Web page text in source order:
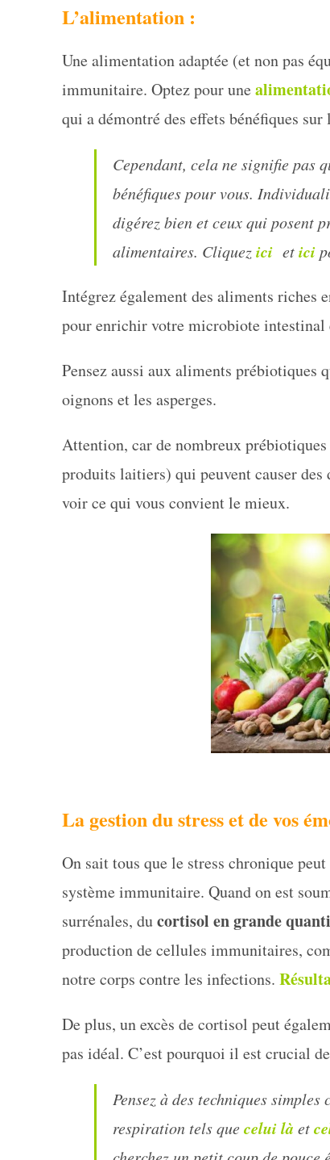
L’alimentation :
Une alimentation adaptée (et non pas
immunitaire. Optez pour une
qui a démontré des effets bénéfiques sur
Cependant, cela ne signifie pas
bénéfiques pour vous.
digérez bien et ceux qui posent
alimentaires. Cliquezici etici
Intégrez également des aliments riches
pour enrichir votre microbiote intestinal
Pensez aussi aux aliments prébiotiques
oignons et les asperges.
Attention, car de nombreux
produits laitiers) qui peuvent causer
voir ce qui vous convient le mieux.
La gestion du stress et de vos
On sait tous que le stress chronique
système immunitaire. Quand on est
surrénales, ducortisol en grande
production de cellules immunitaires,
notre corps contre les infections.
De plus, un excès de cortisol peut
pas idéal. C’est pourquoi il est crucial
Pensez à des techniques
respiration tels que celui là et